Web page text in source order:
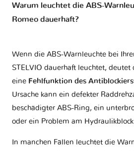
Warum leuchtet die ABS-
Romeo dauerhaft?
Wenn die ABS-Warnleuchte bei
STELVIO dauerhaft leuchtet, deutet
eine Fehlfunktion des
Ursache kann ein defekter
beschädigter ABS-Ring, ein
oder ein Problem am Hydraulikblock
In manchen Fällen leuchtet die